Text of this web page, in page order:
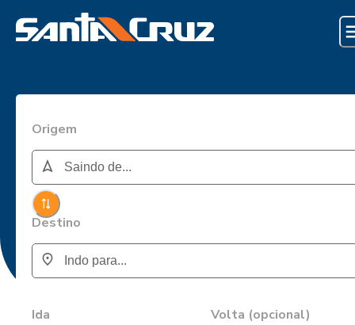
Origem
Destino
Ida Volta (opcional)